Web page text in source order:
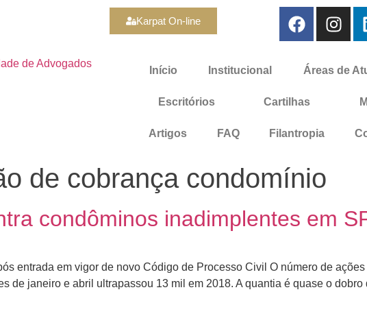
Karpat On-line
Início Institucional Áreas de
Escritórios Cartilhas
Artigos FAQ Filantropia
de cobrança condomínio
condôminos inadimplentes em
entrada em vigor de novo Código de Processo Civil O número de
de janeiro e abril ultrapassou 13 mil em 2018. A quantia é quase o